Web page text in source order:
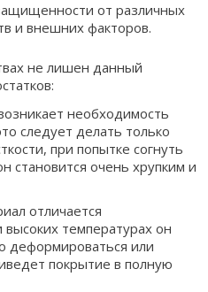
от различных
и внешних факторов.
не лишен данный
необходимость
следует делать только
при попытке согнуть
становится очень хрупким и
отличается
температурах он
деформироваться или
покрытие в полную